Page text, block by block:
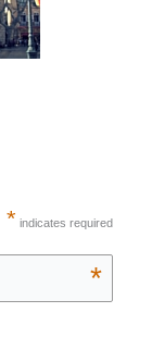
* indicates required
*